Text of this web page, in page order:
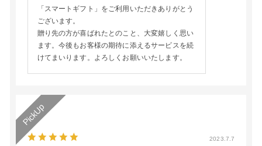
「スマートギフト」をご利用いただきありがとう
ございます。
贈り先の方が喜ばれたとのこと、大変嬉しく思い
ます。今後もお客様の期待に添えるサービスを続
けてまいります。よろしくお願いいたします。
2023.7.7